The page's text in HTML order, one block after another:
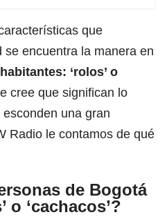
que
encuentra la manera en
‘rolos’ o
cree que significan lo
una gran
Radio le contamos de qué
de Bogotá
o ‘cachacos’?